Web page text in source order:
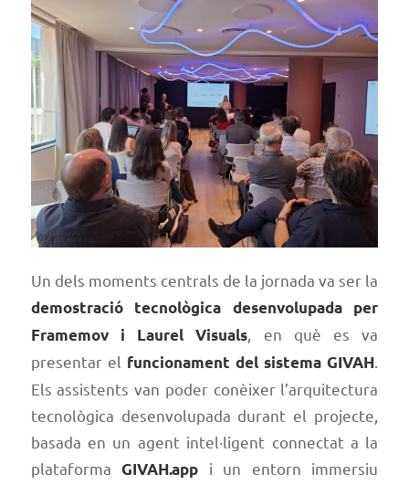
Un dels moments centrals de la jornada va ser la
demostració tecnològica desenvolupada per
Framemov i Laurel Visuals, en què es va
presentar el funcionament del sistema GIVAH.
Els assistents van poder conèixer l’arquitectura
tecnològica desenvolupada durant el projecte,
basada en un agent intel·ligent connectat a la
plataformaGIVAH.app i un entorn immersiu